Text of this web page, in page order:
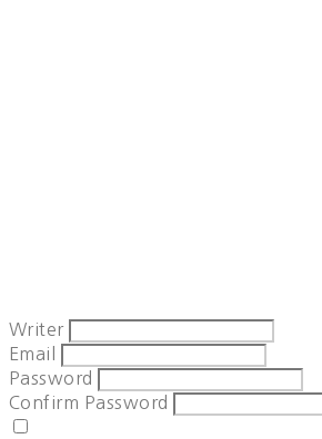
Writer
Email
Password
Confirm Password